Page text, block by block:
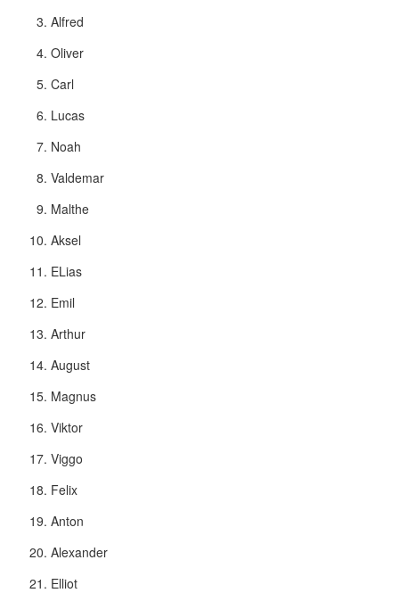
Alfred
Oliver
Carl
Lucas
Noah
Valdemar
Malthe
Aksel
ELias
Emil
Arthur
August
Magnus
Viktor
Viggo
Felix
Anton
Alexander
Elliot